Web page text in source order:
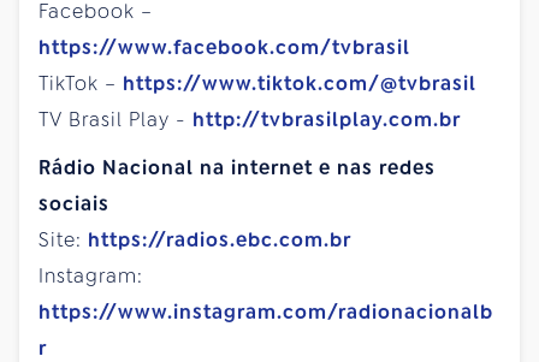
Facebook –
https://www.facebook.com/tvbrasil
TikTok – https://www.tiktok.com/@tvbrasil
TV Brasil Play - http://tvbrasilplay.com.br
Rádio Nacional na internet e nas redes
sociais
Site: https://radios.ebc.com.br
Instagram:
https://www.instagram.com/radionacionalb
r